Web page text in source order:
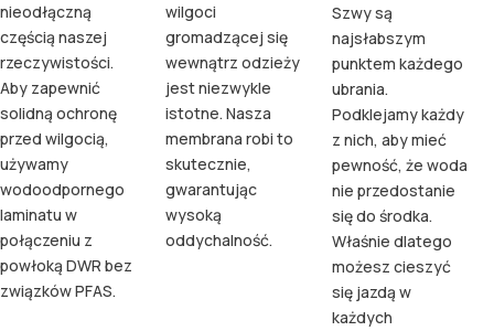
nieodłączną
częścią naszej
rzeczywistości.
Aby zapewnić
solidną ochronę
przed wilgocią,
używamy
wodoodpornego
laminatu w
połączeniu z
powłoką DWR bez
związków PFAS.
wilgoci
gromadzącej się
wewnątrz odzieży
jest niezwykle
istotne. Nasza
membrana robi to
skutecznie,
gwarantując
wysoką
oddychalność.
Szwy są
najsłabszym
punktem każdego
ubrania.
Podklejamy każdy
z nich, aby mieć
pewność, że woda
nie przedostanie
się do środka.
Właśnie dlatego
możesz cieszyć
się jazdą w
każdych